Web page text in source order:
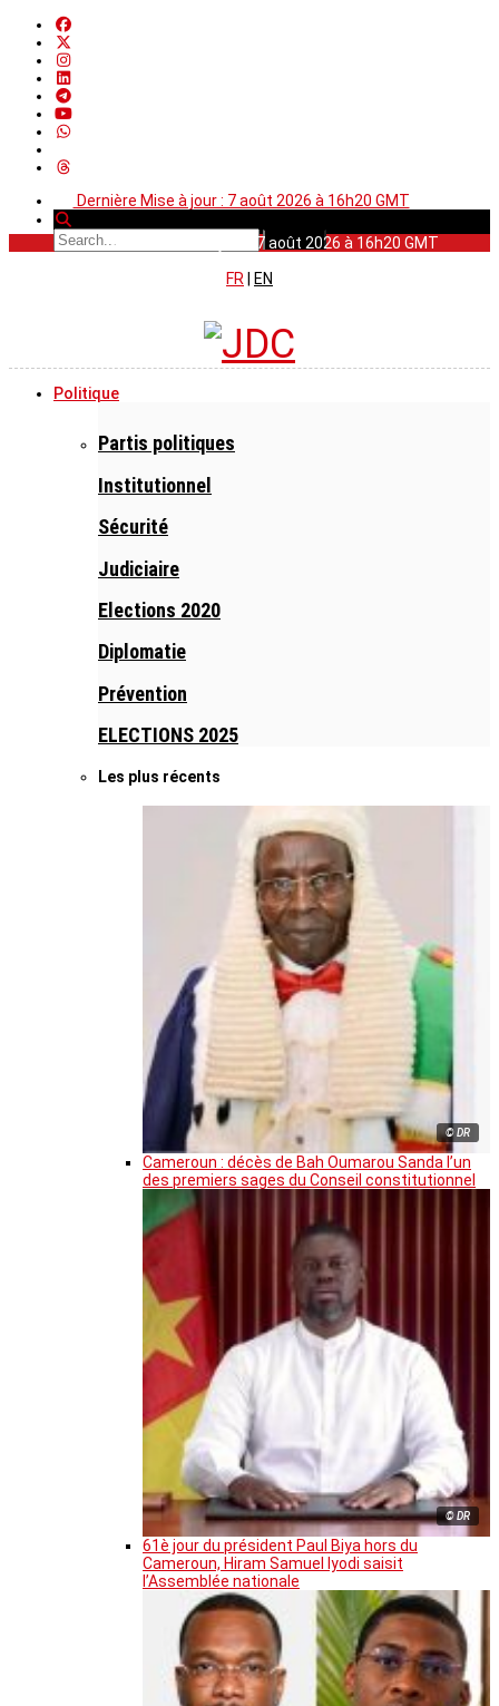
Dernière Mise à jour : 7 août 2026 à 16h20 GMT
Dernière Mise à jour : 7 août 2026 à 16h20 GMT
FR
EN
Politique
Partis politiques
Institutionnel
Sécurité
Judiciaire
Elections 2020
Diplomatie
Prévention
ELECTIONS 2025
Les plus récents
© DR
Cameroun : décès de Bah Oumarou Sanda l’un
des premiers sages du Conseil constitutionnel
© DR
61è jour du président Paul Biya hors du
Cameroun, Hiram Samuel Iyodi saisit
l’Assemblée nationale